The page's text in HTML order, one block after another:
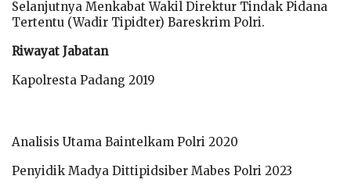
Selanjutnya Menkabat Wakil Direktur Tindak Pidana
Tertentu (Wadir Tipidter) Bareskrim Polri.
Riwayat Jabatan
Kapolresta Padang 2019
Analisis Utama Baintelkam Polri 2020
Penyidik Madya Dittipidsiber Mabes Polri 2023